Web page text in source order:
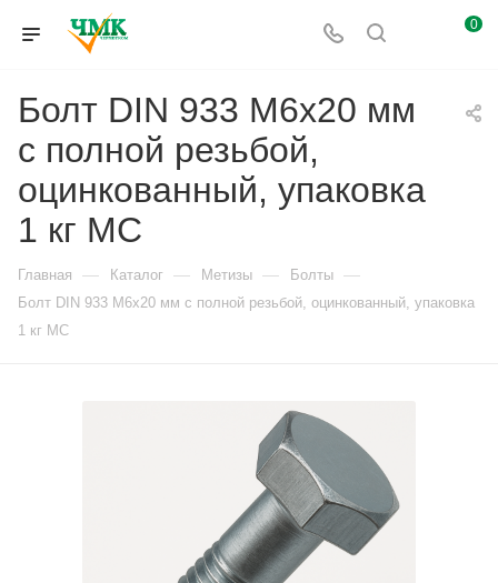
0
Болт DIN 933 М6х20 мм
с полной резьбой,
оцинкованный, упаковка
1 кг МС
Главная — Каталог — Метизы — Болты —
Болт DIN 933 М6х20 мм с полной резьбой, оцинкованный, упаковка
1 кг МС